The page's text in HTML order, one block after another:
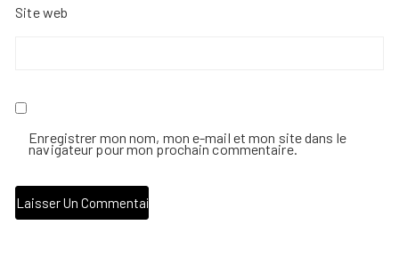
Site web
Enregistrer mon nom, mon e-mail et mon site dans le
navigateur pour mon prochain commentaire.